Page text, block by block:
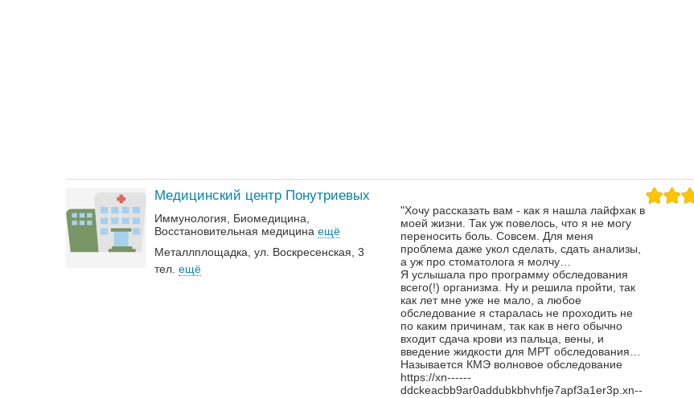
Медицинский центр Понутриевых
Иммунология
Биомедицина
Восстановительная медицина ещё
Металлплощадка, ул. Воскресенская, 3
тел. ещё
"Хочу рассказать вам - как я нашла лайфхак в
моей жизни. Так уж повелось, что я не могу
переносить боль. Совсем. Для меня
проблема даже укол сделать, сдать анализы,
а уж про стоматолога я молчу…
Я услышала про программу обследования
всего(!) организма. Ну и решила пройти, так
как лет мне уже не мало, а любое
обследование я старалась не проходить не
по каким причинам, так как в него обычно
входит сдача крови из пальца, вены, и
введение жидкости для МРТ обследования…
Называется КМЭ волновое обследование
https://xn------
ddckeacbb9ar0addubkbhvhfje7apf3a1er3p.xn--